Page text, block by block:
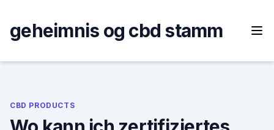
content
geheimnis og cbd stamm
CBD PRODUCTS